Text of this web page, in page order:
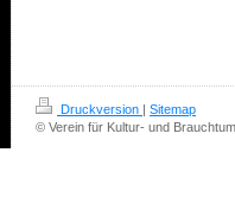
Druckversion | Sitemap
© Verein für Kultur- und